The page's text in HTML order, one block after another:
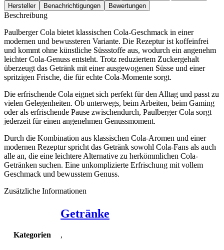
Hersteller
Benachrichtigungen Bewertungen
Beschreibung
Paulberger Cola bietet klassischen Cola-Geschmack in einer
modernen und bewussteren Variante. Die Rezeptur ist koffeinfrei
und kommt ohne künstliche Süssstoffe aus, wodurch ein angenehm
leichter Cola-Genuss entsteht. Trotz reduziertem Zuckergehalt
überzeugt das Getränk mit einer ausgewogenen Süsse und einer
spritzigen Frische, die für echte Cola-Momente sorgt.
Die erfrischende Cola eignet sich perfekt für den Alltag und passt zu
vielen Gelegenheiten. Ob unterwegs, beim Arbeiten, beim Gaming
oder als erfrischende Pause zwischendurch, Paulberger Cola sorgt
jederzeit für einen angenehmen Genussmoment.
Durch die Kombination aus klassischen Cola-Aromen und einer
modernen Rezeptur spricht das Getränk sowohl Cola-Fans als auch
alle an, die eine leichtere Alternative zu herkömmlichen Cola-
Getränken suchen. Eine unkomplizierte Erfrischung mit vollem
Geschmack und bewusstem Genuss.
Zusätzliche Informationen
Kategorien
Getränke
,